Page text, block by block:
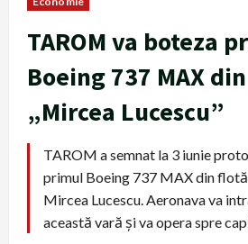
TAROM va boteza
Boeing 737 MAX
„Mircea Lucescu”
TAROM a semnat la 3 iunie
primul Boeing 737 MAX din
Mircea Lucescu. Aeronava va
această vară și va opera spre